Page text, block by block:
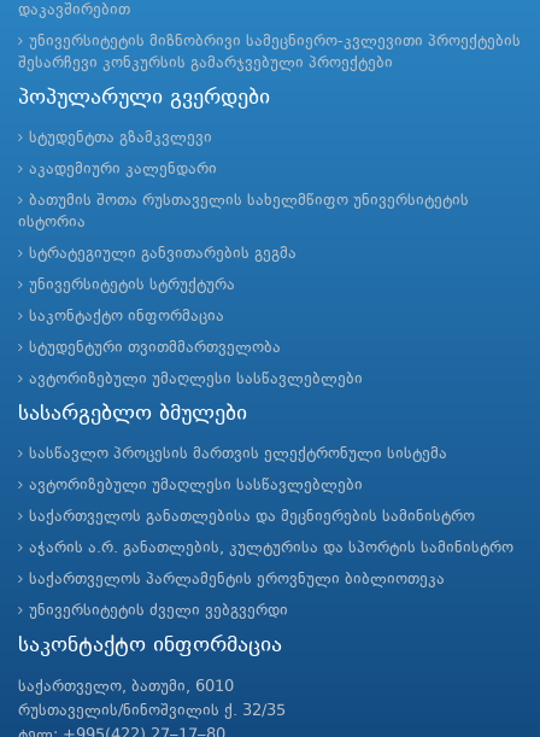
დაკავშირებით
უნივერსიტეტის მიზნობრივი სამეცნიერო-კვლევითი პროექტების
შესარჩევი კონკურსის გამარჯვებული პროექტები
პოპულარული გვერდები
სტუდენტთა გზამკვლევი
აკადემიური კალენდარი
ბათუმის შოთა რუსთაველის სახელმწიფო უნივერსიტეტის
ისტორია
სტრატეგიული განვითარების გეგმა
უნივერსიტეტის სტრუქტურა
საკონტაქტო ინფორმაცია
სტუდენტური თვითმმართველობა
ავტორიზებული უმაღლესი სასწავლებლები
სასარგებლო ბმულები
სასწავლო პროცესის მართვის ელექტრონული სისტემა
ავტორიზებული უმაღლესი სასწავლებლები
საქართველოს განათლებისა და მეცნიერების სამინისტრო
აჭარის ა.რ. განათლების, კულტურისა და სპორტის სამინისტრო
საქართველოს პარლამენტის ეროვნული ბიბლიოთეკა
უნივერსიტეტის ძველი ვებგვერდი
საკონტაქტო ინფორმაცია
საქართველო, ბათუმი, 6010
რუსთაველის/ნინოშვილის ქ. 32/35